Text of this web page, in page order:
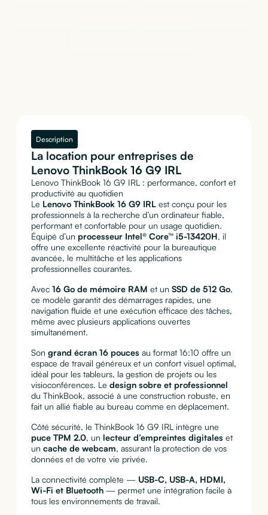
Description
La location pour entreprises de
Lenovo ThinkBook 16 G9 IRL
Lenovo ThinkBook 16 G9 IRL : performance, confort et
productivité au quotidien
Le Lenovo ThinkBook 16 G9 IRLest conçu pour les
professionnels à la recherche d’un ordinateur fiable,
performant et confortable pour un usage quotidien.
Équipé d’un processeur Intel® Core™ i5-13420H, il
offre une excellente réactivité pour la bureautique
avancée, le multitâche et les applications
professionnelles courantes.
Avec 16 Go de mémoire RAM et un SSD de 512 Go,
ce modèle garantit des démarrages rapides, une
navigation fluide et une exécution efficace des tâches,
même avec plusieurs applications ouvertes
simultanément.
Son grand écran 16 pouces au format 16:10 offre un
espace de travail généreux et un confort visuel optimal,
idéal pour les tableurs, la gestion de projets ou les
visioconférences. Le design sobre et professionnel
du ThinkBook, associé à une construction robuste, en
fait un allié fiable au bureau comme en déplacement.
Côté sécurité, le ThinkBook 16 G9 IRL intègre une
puce TPM 2.0, un lecteur d’empreintes digitales et
un cache de webcam, assurant la protection de vos
données et de votre vie privée.
La connectivité complète — USB-C, USB-A, HDMI,
Wi-Fi et Bluetooth— permet une intégration facile à
tous les environnements de travail.